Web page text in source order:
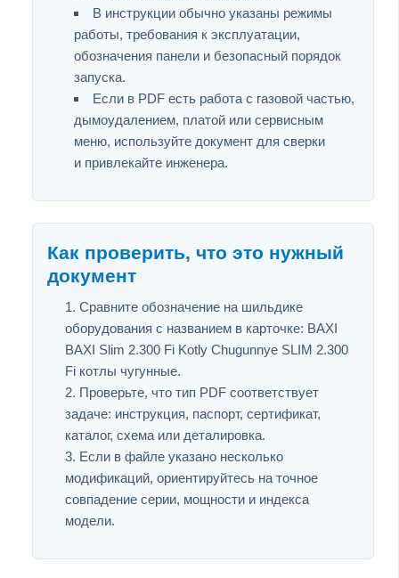
В инструкции обычно указаны режимы
работы, требования к эксплуатации,
обозначения панели и безопасный порядок
запуска.
Если в PDF есть работа с газовой частью,
дымоудалением, платой или сервисным
меню, используйте документ для сверки
и привлекайте инженера.
Как проверить, что это нужный
документ
Сравните обозначение на шильдике
оборудования с названием в карточке: BAXI
BAXI Slim 2.300 Fi Kotly Chugunnye SLIM 2.300
Fi котлы чугунные.
Проверьте, что тип PDF соответствует
задаче: инструкция, паспорт, сертификат,
каталог, схема или деталировка.
Если в файле указано несколько
модификаций, ориентируйтесь на точное
совпадение серии, мощности и индекса
модели.